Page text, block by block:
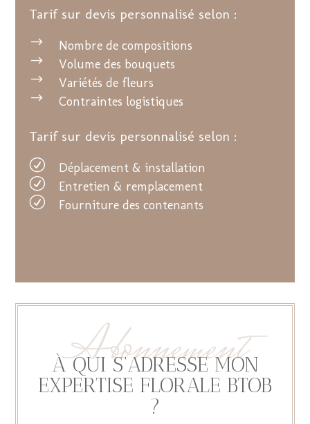
Tarif sur devis personnalisé selon :
$
Nombre de compositions
$
Volume des bouquets
$
Variétés de fleurs
$
Contraintes logistiques
Tarif sur devis personnalisé selon :
R
Déplacement & installation
R
Entretien & remplacement
R
Fourniture des contenants
Abonnement
À QUI S’ADRESSE MON
EXPERTISE FLORALE BTOB
?